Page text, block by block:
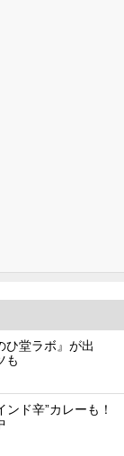
ひ堂ラボ』が出
も
ド辛”カレーも！